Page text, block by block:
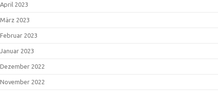
April 2023
März 2023
Februar 2023
Januar 2023
Dezember 2022
November 2022